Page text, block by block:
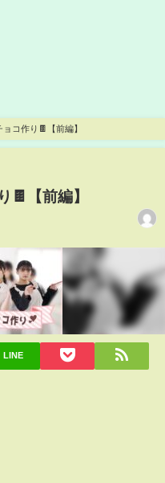
コ作り🍫【前編】
🍫【前編】
LINE